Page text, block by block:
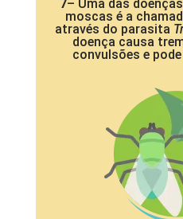
7– Uma das
moscas é a
através do parasita
doença causa
convulsões e